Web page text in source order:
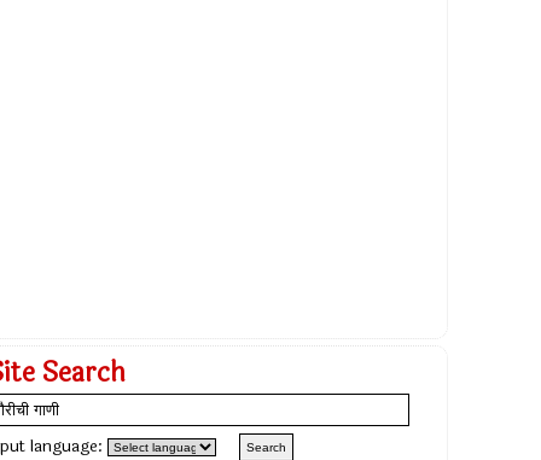
Search
language: